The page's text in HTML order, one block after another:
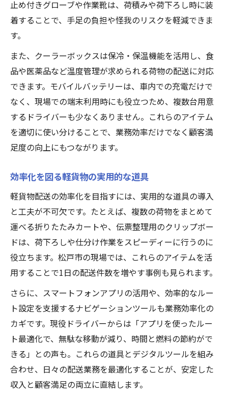
止め付きグローブや作業靴は、荷積みや荷下ろし時に装
着することで、手足の負担や怪我のリスクを軽減できま
す。
また、クーラーボックスは保冷・保温機能を活用し、食
品や医薬品など温度管理が求められる荷物の配送に対応
できます。モバイルバッテリーは、車内での充電だけで
なく、現場での端末利用時にも役立つため、複数台用意
するドライバーも少なくありません。これらのアイテム
を適切に使い分けることで、業務効率だけでなく顧客満
足度の向上にもつながります。
効率化を図る軽貨物の実用的な道具
軽貨物配送の効率化を目指すには、実用的な道具の導入
と工夫が不可欠です。たとえば、複数の荷物をまとめて
運べる折りたたみカートや、伝票整理用のクリップボー
ドは、荷下ろしや仕分け作業をスピーディーに行うのに
役立ちます。松戸市の現場では、これらのアイテムを活
用することで1日の配送件数を増やす事例も見られます。
さらに、スマートフォンアプリの活用や、効率的なルー
ト設定を支援するナビゲーションツールも業務効率化の
カギです。現役ドライバーからは「アプリを使ったルー
ト最適化で、無駄な移動が減り、時間と燃料の節約がで
きる」との声も。これらの道具とデジタルツールを組み
合わせ、日々の配送業務を最適化することが、安定した
収入と顧客満足の両立に直結します。